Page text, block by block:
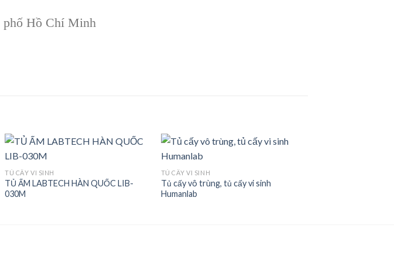
phố Hồ Chí Minh
Add to
TỦ CẤY VI SINH
TỦ ẤM LABTECH HÀN QUỐC LIB-
030M
TỦ CẤY VI SINH
Tủ cấy vô trùng, tủ cấy vi sinh
Humanlab